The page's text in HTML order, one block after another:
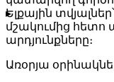
Ելքային տվյալներ
մշակումից
արդյունքները։
Առօրյա